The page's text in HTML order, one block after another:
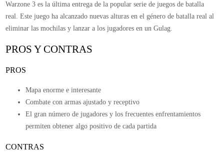
Warzone 3 es la última entrega de la popular serie de juegos de batalla
real. Este juego ha alcanzado nuevas alturas en el género de batalla real al
eliminar las mochilas y lanzar a los jugadores en un Gulag.
PROS Y CONTRAS
PROS
Mapa enorme e interesante
Combate con armas ajustado y receptivo
El gran número de jugadores y los frecuentes enfrentamientos
permiten obtener algo positivo de cada partida
CONTRAS